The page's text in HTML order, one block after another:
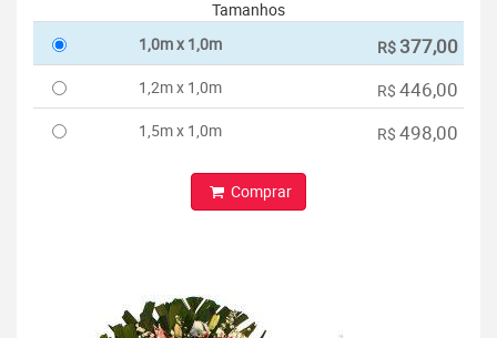
Tamanhos
1,0m x 1,0m
R$ 377,00
1,2m x 1,0m R$ 446,00
1,5m x 1,0m R$ 498,00
Comprar